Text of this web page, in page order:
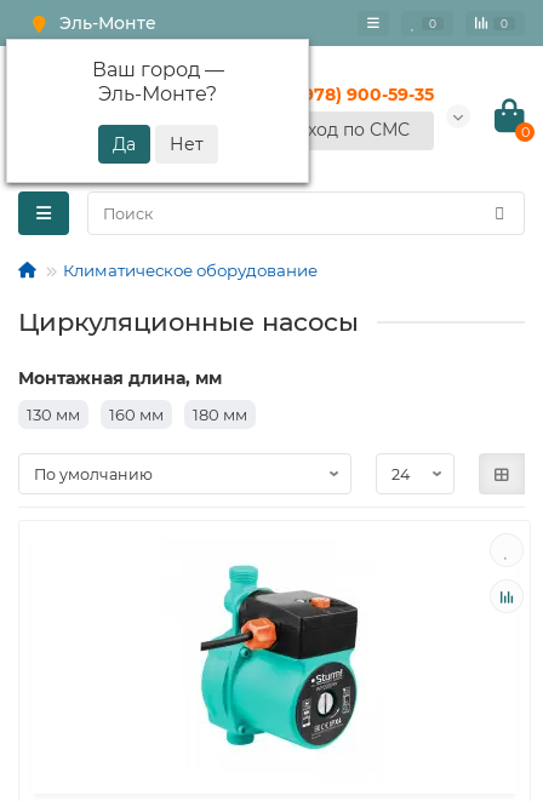
Эль-Монте
Ваш город —
Эль-Монте?
0 0
+7 (978) 900-59-35
Вход по СМС
0
Климатическое оборудование
Циркуляционные насосы
Монтажная длина, мм
130 мм 160 мм 180 мм